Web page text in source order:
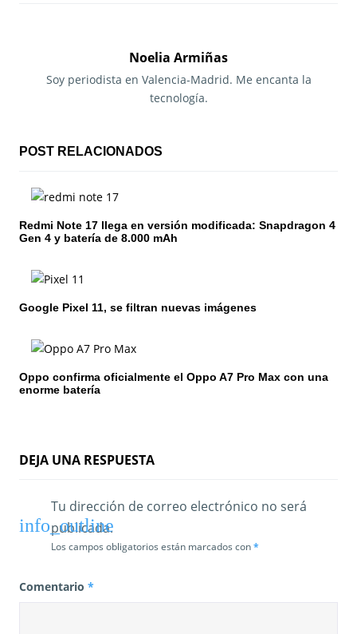
i
n
d
e
e
r
d
Noelia Armiñas
Soy periodista en Valencia-Madrid. Me encanta la
tecnología.
POST RELACIONADOS
Redmi Note 17 llega en versión modificada: Snapdragon 4
Gen 4 y batería de 8.000 mAh
Google Pixel 11, se filtran nuevas imágenes
Oppo confirma oficialmente el Oppo A7 Pro Max con una
enorme batería
DEJA UNA RESPUESTA
Tu dirección de correo electrónico no será
publicada.
Los campos obligatorios están marcados con*
Comentario *